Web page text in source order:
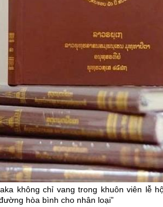
không chỉ vang trong khuôn viên lễ
hòa bình cho nhân loại”